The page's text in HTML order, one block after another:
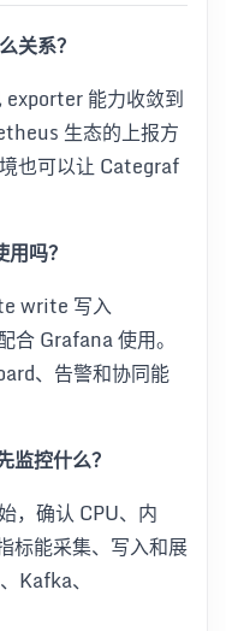
关系？
能力收敛到
生态的上报方
也可以让 Categraf
吗？
write 写入
Grafana 使用。
、告警和协同能
控什么？
，确认 CPU、内
标能采集、写入和展
Kafka、